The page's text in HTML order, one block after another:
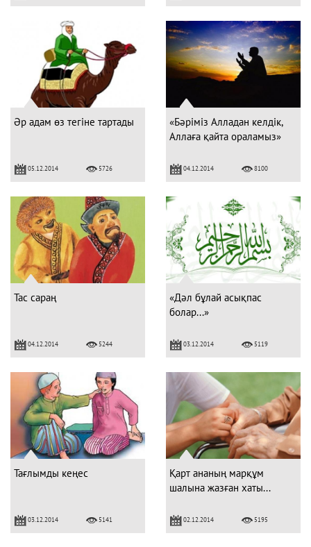
Әр адам өз тегіне тартады
05.12.2014 5726
«Бәріміз Алладан келдік,
Аллаға қайта ораламыз»
04.12.2014 8100
Тас сараң
04.12.2014 5244
«Дәл бұлай асықпас
болар...»
03.12.2014 5119
Тағлымды кеңес
03.12.2014 5141
Қарт ананың марқұм
шалына жазған хаты...
02.12.2014 5195